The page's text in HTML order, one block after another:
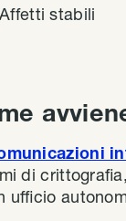
Affetti stabili
di
ufficio